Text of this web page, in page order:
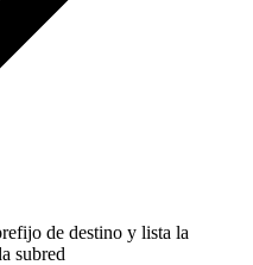
de destino y lista la
subred